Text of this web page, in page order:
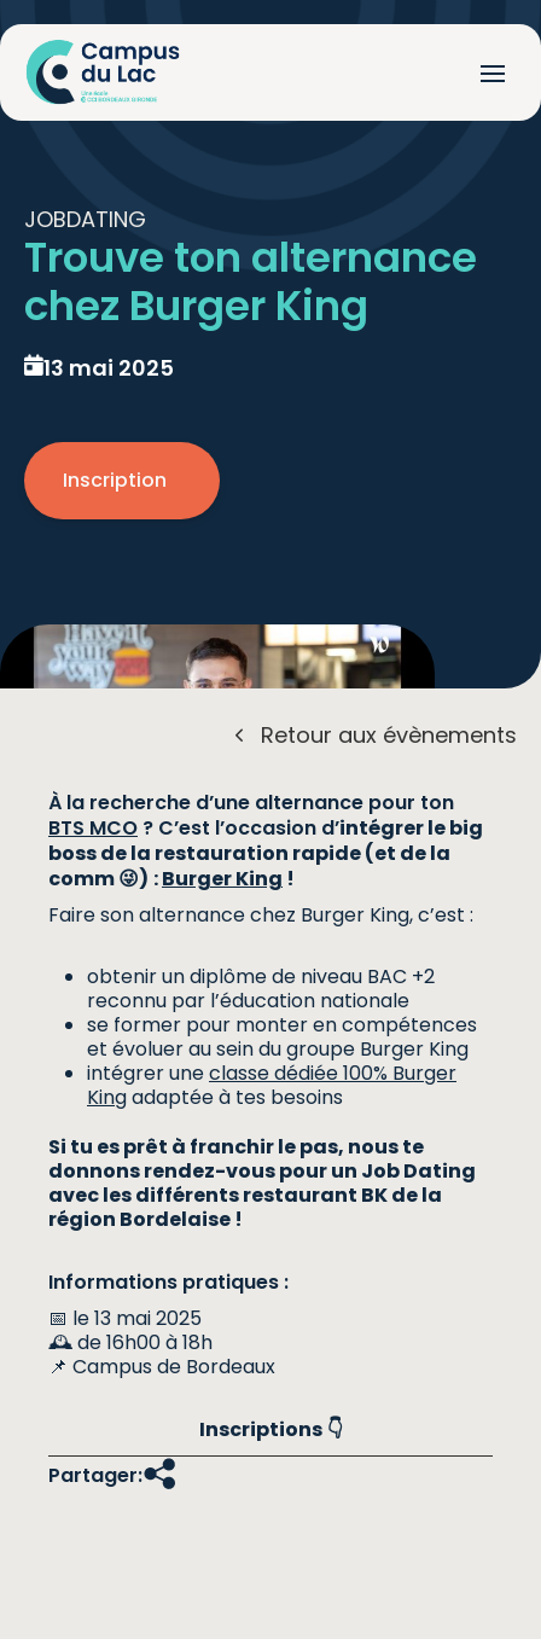
Inscription
JOBDATING
Trouve ton alternance
chez Burger King
13 mai 2025
Inscription
Retour aux évènements
À la recherche d’une alternance pour ton
BTS MCO ? C’est l’occasion d’intégrer le big
boss de la restauration rapide (et de la
comm 😜) :Burger King !
Faire son alternance chez Burger King, c’est :
obtenir un diplôme de niveau BAC +2
reconnu par l’éducation nationale
se former pour monter en compétences
et évoluer au sein du groupe Burger King
intégrer uneclasse dédiée 100% Burger
Kingadaptée à tes besoins
Si tu es prêt à franchir le pas, nous te
donnons rendez-vous pour un Job Dating
avec les différents restaurant BK de la
région Bordelaise !
Informations pratiques :
📅 le 13 mai 2025
🕰️ de 16h00 à 18h
📌 Campus de Bordeaux
Inscriptions👇
Partager: